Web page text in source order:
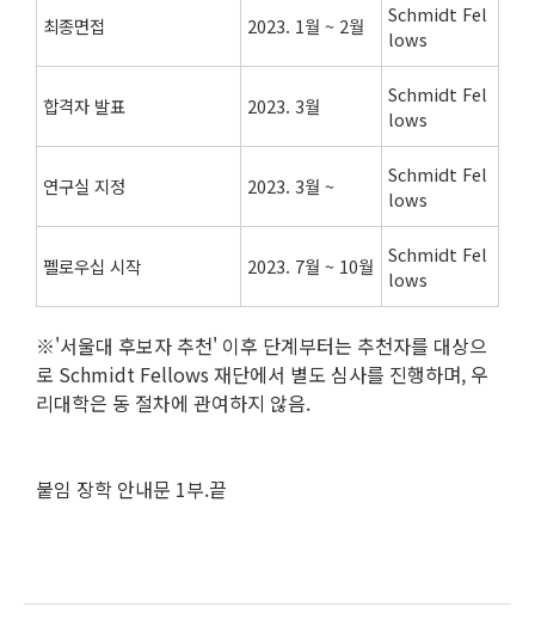
최종면접 2023. 1월 ~ 2월
Schmidt Fel
lows
합격자 발표 2023. 3월
Schmidt Fel
lows
연구실 지정 2023. 3월 ~
Schmidt Fel
lows
펠로우십 시작 2023. 7월 ~ 10월
Schmidt Fel
lows
※'서울대 후보자 추천' 이후 단계부터는 추천자를 대상으
로 Schmidt Fellows 재단에서 별도 심사를 진행하며, 우
리대학은 동 절차에 관여하지 않음.
붙임 장학 안내문 1부.끝